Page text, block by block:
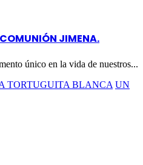
JIMENA.
único en la vida de nuestros...
TORTUGUITA BLANCA UN